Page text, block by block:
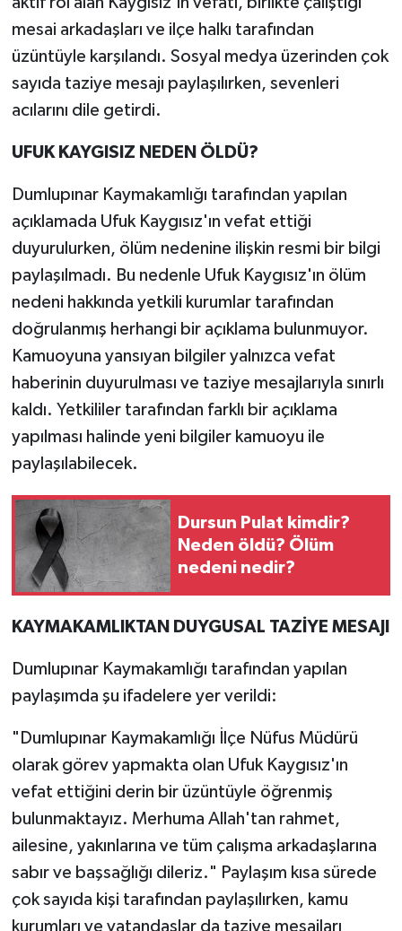
mesai arkadaşları ve ilçe halkı tarafından
üzüntüyle karşılandı. Sosyal medya üzerinden çok
sayıda taziye mesajı paylaşılırken, sevenleri
acılarını dile getirdi.
UFUK KAYGISIZ NEDEN ÖLDÜ?
Dumlupınar Kaymakamlığı tarafından yapılan
açıklamada Ufuk Kaygısız'ın vefat ettiği
duyurulurken, ölüm nedenine ilişkin resmi bir bilgi
paylaşılmadı. Bu nedenle Ufuk Kaygısız'ın ölüm
nedeni hakkında yetkili kurumlar tarafından
doğrulanmış herhangi bir açıklama bulunmuyor.
Kamuoyuna yansıyan bilgiler yalnızca vefat
haberinin duyurulması ve taziye mesajlarıyla sınırlı
kaldı. Yetkililer tarafından farklı bir açıklama
yapılması halinde yeni bilgiler kamuoyu ile
paylaşılabilecek.
Dursun Pulat kimdir?
Neden öldü? Ölüm
nedeni nedir?
KAYMAKAMLIKTAN DUYGUSAL TAZİYE MESAJI
Dumlupınar Kaymakamlığı tarafından yapılan
paylaşımda şu ifadelere yer verildi:
"Dumlupınar Kaymakamlığı İlçe Nüfus Müdürü
olarak görev yapmakta olan Ufuk Kaygısız'ın
vefat ettiğini derin bir üzüntüyle öğrenmiş
bulunmaktayız. Merhuma Allah'tan rahmet,
ailesine, yakınlarına ve tüm çalışma arkadaşlarına
sabır ve başsağlığı dileriz." Paylaşım kısa sürede
çok sayıda kişi tarafından paylaşılırken, kamu
kurumları ve vatandaşlar da taziye mesajları